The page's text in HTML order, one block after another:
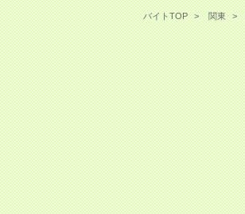
バイトTOP 関東